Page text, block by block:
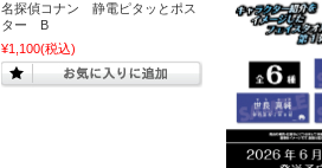
名探偵コナン 静電ピタッとポス
ター B
¥1,100(税込)